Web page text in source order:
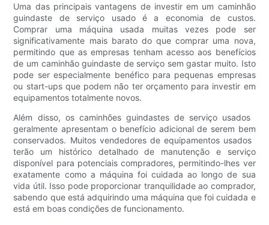
Uma das principais vantagens de investir em um caminhão
guindaste de serviço usado é a economia de custos.
Comprar uma máquina usada muitas vezes pode ser
significativamente mais barato do que comprar uma nova,
permitindo que as empresas tenham acesso aos benefícios
de um caminhão guindaste de serviço sem gastar muito. Isto
pode ser especialmente benéfico para pequenas empresas
ou start-ups que podem não ter orçamento para investir em
equipamentos totalmente novos.
Além disso, os caminhões guindastes de serviço usados ​​
geralmente apresentam o benefício adicional de serem bem
conservados. Muitos vendedores de equipamentos usados ​​
terão um histórico detalhado de manutenção e serviço
disponível para potenciais compradores, permitindo-lhes ver
exatamente como a máquina foi cuidada ao longo de sua
vida útil. Isso pode proporcionar tranquilidade ao comprador,
sabendo que está adquirindo uma máquina que foi cuidada e
está em boas condições de funcionamento.